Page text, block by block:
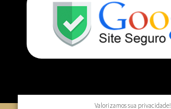
Valorizamos sua privacidade!